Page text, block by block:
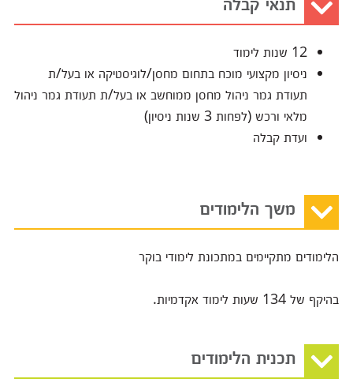
12 שנות לימוד
ניסיון מקצועי מוכח בתחום מחסן/לוגיסטיקה או בעל/ת
תעודת גמר ניהול מחסן ממוחשב או בעל/ת תעודת גמר ניהול
מלאי ורכש (לפחות 3 שנות ניסיון)
ועדת קבלה
משך הלימודים
הלימודים מתקיימים במתכונת לימודי בוקר
בהיקף של 134 שעות לימוד אקדמיות.
תכנית הלימודים